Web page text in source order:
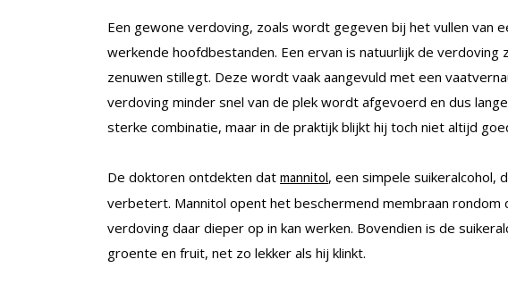
Een gewone verdoving, zoals wordt gegeven bij het vullen van
werkende hoofdbestanden. Een ervan is natuurlijk de verdoving
zenuwen stillegt. Deze wordt vaak aangevuld met een
verdoving minder snel van de plek wordt afgevoerd en dus
sterke combinatie, maar in de praktijk blijkt hij toch niet altijd
De doktoren ontdekten dat mannitol, een simpele suikeralcohol,
verbetert. Mannitol opent het beschermend membraan rondom
verdoving daar dieper op in kan werken. Bovendien is de
groente en fruit, net zo lekker als hij klinkt.